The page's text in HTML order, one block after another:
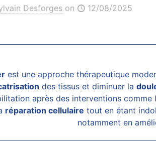
Desforges on 12/08/2025
est une approche thérapeutique
des tissus et diminuer la
après des interventions comme
réparation cellulaire tout en étant
notamment en